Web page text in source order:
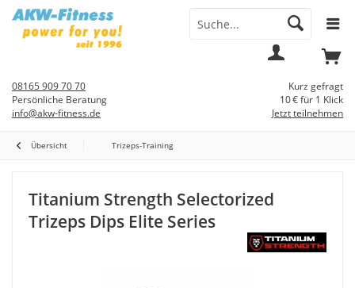
Kurz gefragt
10 € für 1 Klick
Jetzt teilnehmen
08165 909 70 70
Persönliche Beratung
info@akw-fitness.de
Übersicht Trizeps-Training
Titanium Strength Selectorized
Trizeps Dips Elite Series